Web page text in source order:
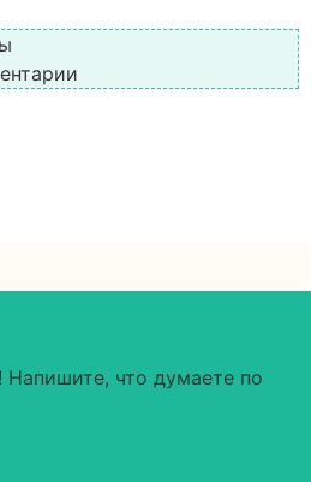
что думаете по